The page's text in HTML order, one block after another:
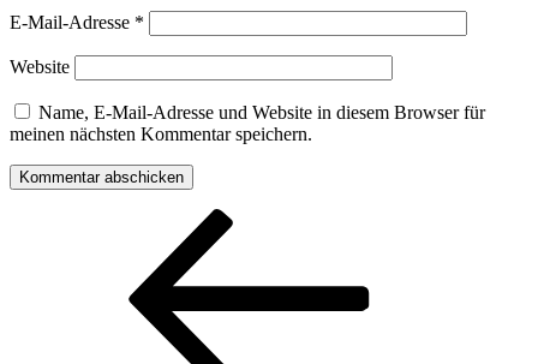
E-Mail-Adresse *
Website
Name, E-Mail-Adresse und Website in diesem Browser für
meinen nächsten Kommentar speichern.
Beitragsnavigation